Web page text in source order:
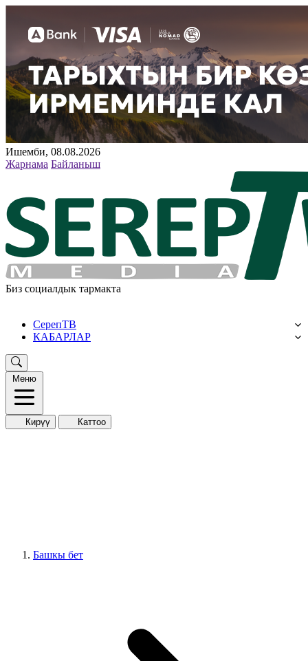
Ишемби, 08.08.2026
Жарнама Байланыш
Биз социалдык тармакта
СерепТВ
КАБАРЛАР
Меню
Кирүү Каттоо
Башкы бет